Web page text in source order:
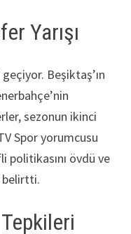
Yarışı
Beşiktaş’ın
sezonun ikinci
Spor yorumcusu
politikasını övdü ve
belirtti.